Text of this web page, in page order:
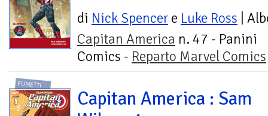
di Nick Spencer e Luke Ross |
Capitan America n. 47 - Panini
Comics - Reparto Marvel Comics
FUMETTI
Capitan America : Sam